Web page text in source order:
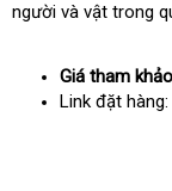
người và vật trong
Giá tham
Link đặt